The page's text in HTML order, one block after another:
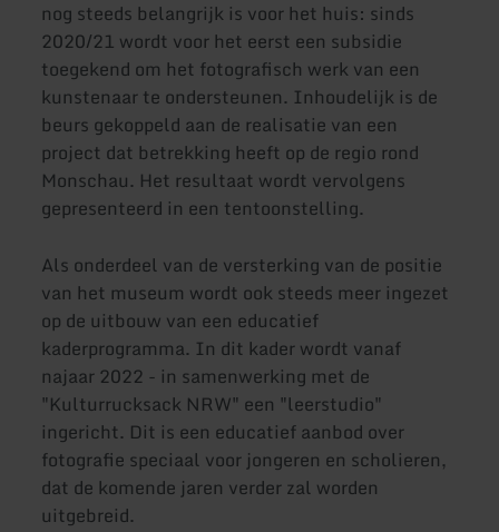
nog steeds belangrijk is voor het huis: sinds
2020/21 wordt voor het eerst een subsidie
toegekend om het fotografisch werk van een
kunstenaar te ondersteunen. Inhoudelijk is de
beurs gekoppeld aan de realisatie van een
project dat betrekking heeft op de regio rond
Monschau. Het resultaat wordt vervolgens
gepresenteerd in een tentoonstelling.
Als onderdeel van de versterking van de positie
van het museum wordt ook steeds meer ingezet
op de uitbouw van een educatief
kaderprogramma. In dit kader wordt vanaf
najaar 2022 - in samenwerking met de
"Kulturrucksack NRW" een "leerstudio"
ingericht. Dit is een educatief aanbod over
fotografie speciaal voor jongeren en scholieren,
dat de komende jaren verder zal worden
uitgebreid.